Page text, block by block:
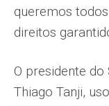
queremos
direitos
O presidente
Thiago Tanji,